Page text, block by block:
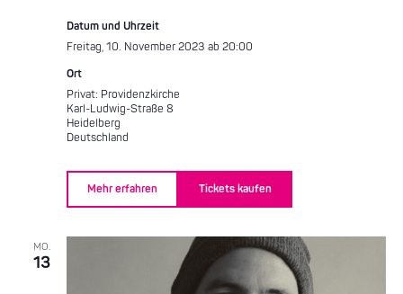
Datum und Uhrzeit
Freitag, 10. November 2023 ab 20:00
Ort
Privat: Providenzkirche
Karl-Ludwig-Straße 8
Heidelberg
Deutschland
Mehr erfahren Tickets kaufen
MO.
13